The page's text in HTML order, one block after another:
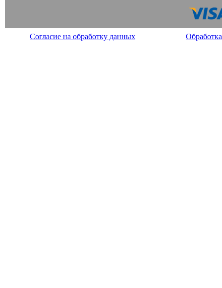
Согласие на обработку данных